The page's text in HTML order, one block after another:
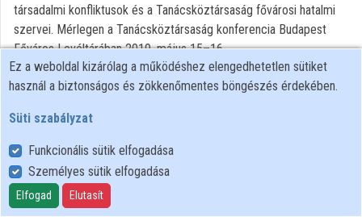
társadalmi konfliktusok és a Tanácsköztársaság fővárosi hatalmi
szervei. Mérlegen a Tanácsköztársaság konferencia Budapest
Főváros Levéltárában 2019. május 15–16.
Felhasználói szabályzat
Adatkezelési tájékoztató
Süti szabályzat
Ez a weboldal kizárólag a működéshez elengedhetetlen sütiket
használ a biztonságos és zökkenőmentes böngészés érdekében.
Süti szabályzat
Funkcionális sütik elfogadása
Személyes sütik elfogadása
Elfogad Elutasít